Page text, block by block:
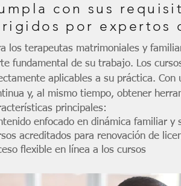
con sus
por expertos
los terapeutas matrimoniales y
fundamental de su trabajo. Los
aplicables a su práctica.
y, al mismo tiempo, obtener
principales:
enfocado en dinámica familiar y
acreditados para renovación de
flexible en línea a los cursos